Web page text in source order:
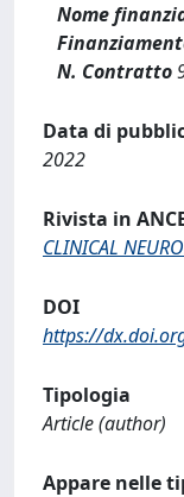
Nome
N. Contratto
Data di
2022
Rivista in
CLINICAL
DOI
https://
Tipologia
Article (author)
Appare nelle